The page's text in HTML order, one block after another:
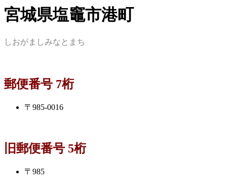
宮城県塩竈市港町
しおがましみなとまち
郵便番号 7桁
〒985-0016
旧郵便番号 5桁
〒985